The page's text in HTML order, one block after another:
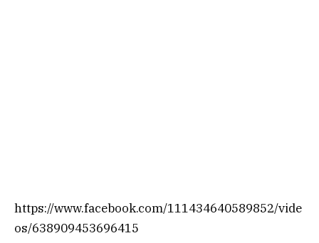
https://www.facebook.com/111434640589852/vide
os/638909453696415